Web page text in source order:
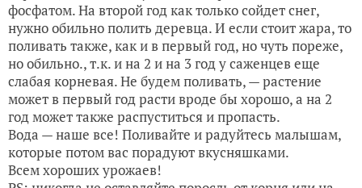
фосфатом. На второй год как только сойдет снег,
нужно обильно полить деревца. И если стоит жара, то
поливать также, как и в первый год, но чуть пореже,
но обильно., т.к. и на 2 и на 3 год у саженцев еще
слабая корневая. Не будем поливать, — растение
может в первый год расти вроде бы хорошо, а на 2
год может также распуститься и пропасть.
Вода — наше все! Поливайте и радуйтесь малышам,
которые потом вас порадуют вкусняшками.
Всем хороших урожаев!